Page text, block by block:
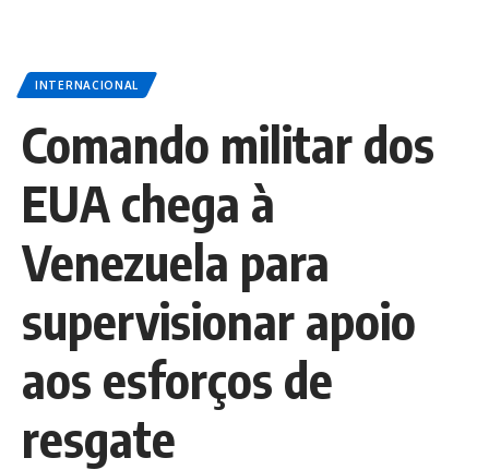
INTERNACIONAL
Comando militar dos
EUA chega à
Venezuela para
supervisionar apoio
aos esforços de
resgate